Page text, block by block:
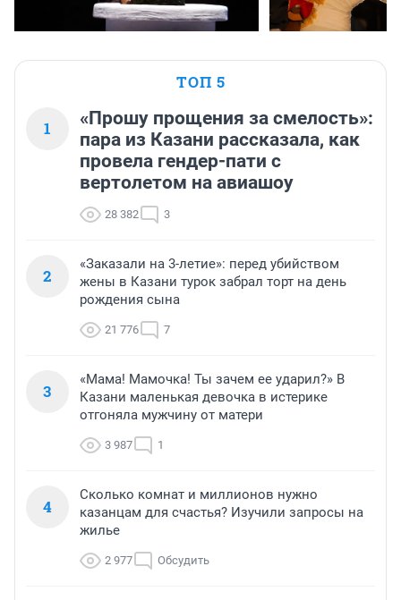
ТОП 5
1
«Прошу прощения за смелость»:
пара из Казани рассказала, как
провела гендер-пати с
вертолетом на авиашоу
28 382 3
2
«Заказали на 3-летие»: перед убийством
жены в Казани турок забрал торт на день
рождения сына
21 776 7
3
«Мама! Мамочка! Ты зачем ее ударил?» В
Казани маленькая девочка в истерике
отгоняла мужчину от матери
3 987 1
4
Сколько комнат и миллионов нужно
казанцам для счастья? Изучили запросы на
жилье
2 977 Обсудить